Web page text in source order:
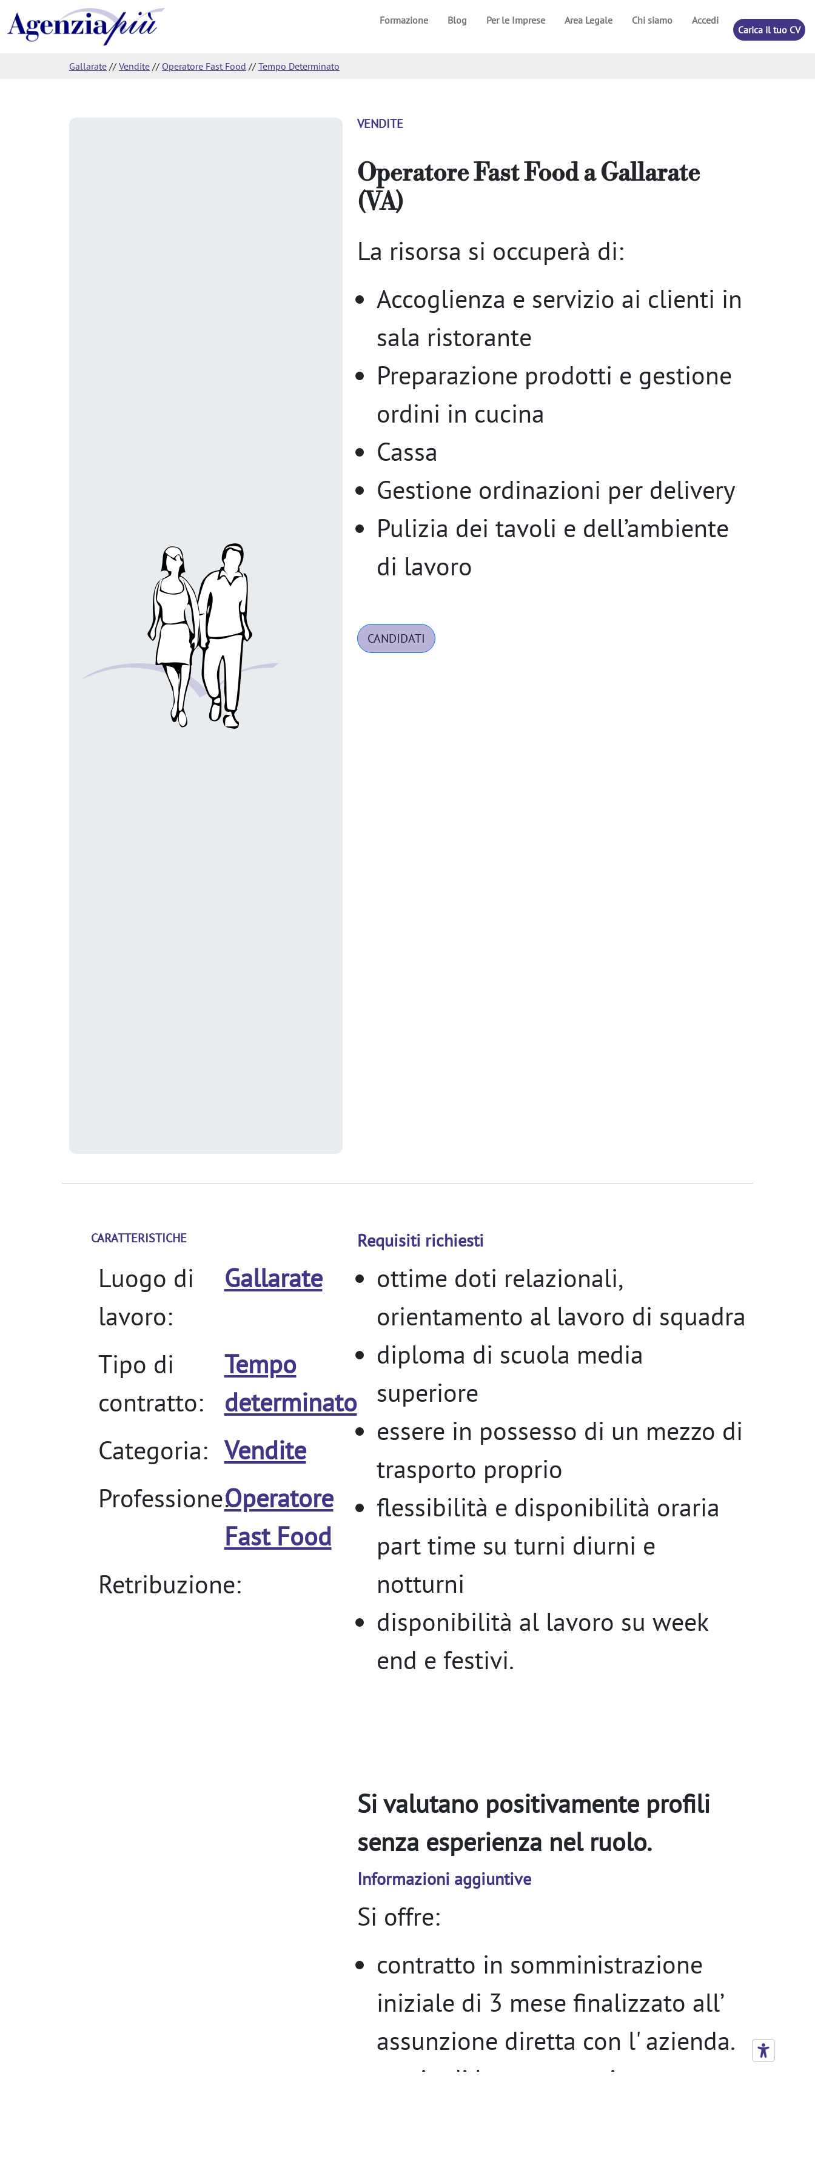
Formazione Blog Per le Imprese Area Legale Chi siamo
Accedi
Carica il tuo CV
Gallarate // Vendite // Operatore Fast Food // Tempo Determinato
VENDITE
Operatore Fast FoodaGallarate
(VA)
La risorsa si occuperà di:
Accoglienza e servizio ai clienti in
sala ristorante
Preparazione prodotti e gestione
ordini in cucina
Cassa
Gestione ordinazioni per delivery
Pulizia dei tavoli e dell’ambiente
di lavoro
CANDIDATI
CARATTERISTICHE
Luogo di
lavoro:
Gallarate
Tipo di
contratto:
Tempo
determinato
Categoria: Vendite
Professione:Operatore
Fast Food
Retribuzione:
Requisiti richiesti
ottime doti relazionali,
orientamento al lavoro di squadra
diploma di scuola media
superiore
essere in possesso di un mezzo di
trasporto proprio
flessibilità e disponibilità oraria
part time su turni diurni e
notturni
disponibilità al lavoro su week
end e festivi.
Si valutano positivamente profili
senza esperienza nel ruolo.
Informazioni aggiuntive
Si offre:
contratto in somministrazione
iniziale di 3 mese finalizzato all’
assunzione diretta con l' azienda.
orario di lavoro part time: